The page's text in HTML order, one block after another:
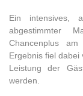
Ein intensives,
abgestimmter
Chancenplus
Ergebnis fiel dabei
Leistung der
werden.